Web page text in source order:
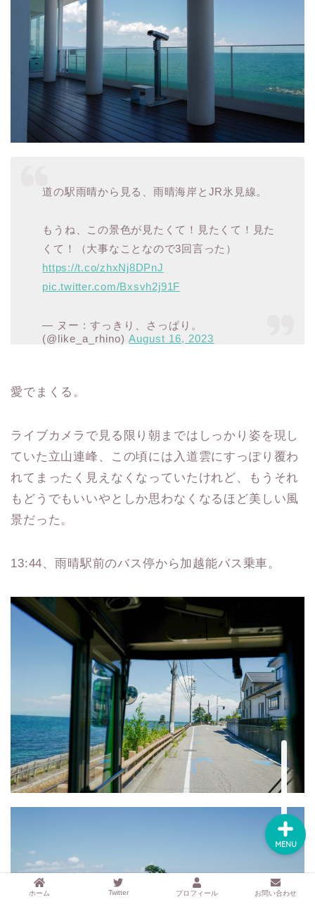
道の駅雨晴から見る、雨晴海岸とJR氷見線。
もうね、この景色が見たくて！見たくて！見た
くて！（大事なことなので3回言った）
https://t.co/zhxNj8DPnJ
pic.twitter.com/Bxsvh2j91F
— ヌー : すっきり、さっぱり。
(@like_a_rhino)August 16, 2023
愛でまくる。
ライブカメラで見る限り朝まではしっかり姿を現し
ていた立山連峰、この頃には入道雲にすっぽり覆わ
れてまったく見えなくなっていたけれど、もうそれ
もどうでもいいやとしか思わなくなるほど美しい風
景だった。
13:44、雨晴駅前のバス停から加越能バス乗車。
ホーム Twitter プロフィール お問い合わせ
MENU
『mono.』を見る
ラク家事！「暮らしの定
番消耗品リスト」を見る
おすすめ「ブログ村テー
マ集」を見る
完全版！「ラク家事Myル
ール集」を見る